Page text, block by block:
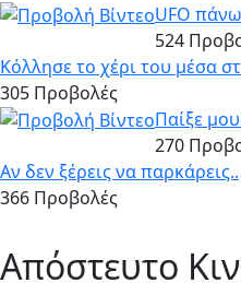
UFO
524
Κόλλησε το χέρι του μέσα
305 Προβολές
Παίξε
270
Αν δεν ξέρεις να παρκάρεις..
366 Προβολές
Απόστευτο